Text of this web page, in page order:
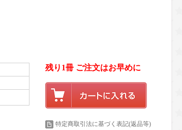
残り1冊 ご注文はお早めに
特定商取引法に基づく表記(返品等)